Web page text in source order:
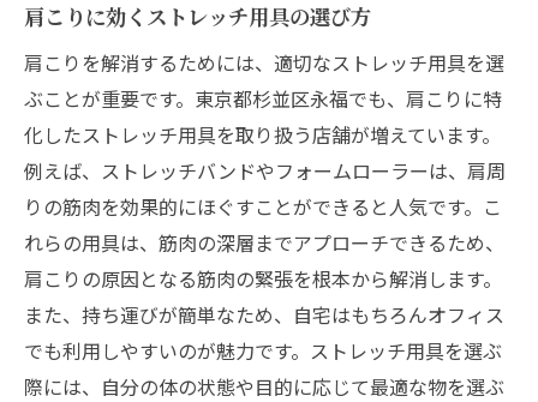
肩こりに効くストレッチ用具の選び方
肩こりを解消するためには、適切なストレッチ用具を選
ぶことが重要です。東京都杉並区永福でも、肩こりに特
化したストレッチ用具を取り扱う店舗が増えています。
例えば、ストレッチバンドやフォームローラーは、肩周
りの筋肉を効果的にほぐすことができると人気です。こ
れらの用具は、筋肉の深層までアプローチできるため、
肩こりの原因となる筋肉の緊張を根本から解消します。
また、持ち運びが簡単なため、自宅はもちろんオフィス
でも利用しやすいのが魅力です。ストレッチ用具を選ぶ
際には、自分の体の状態や目的に応じて最適な物を選ぶ